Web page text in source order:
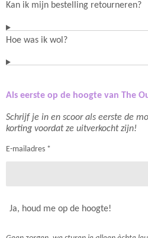
Kan ik mijn bestelling retourneren?
Hoe was ik wol?
Als eerste op de hoogte van The
Schrijf je in en scoor als eerste de
korting voordat ze uitverkocht zijn!
E-mailadres *
Ja, houd me op de hoogte!